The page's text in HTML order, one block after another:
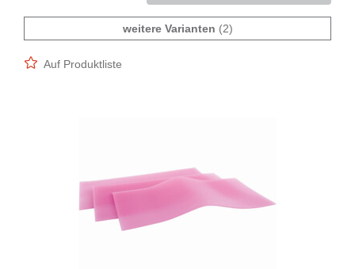
weitere Varianten (2)
Auf Produktliste